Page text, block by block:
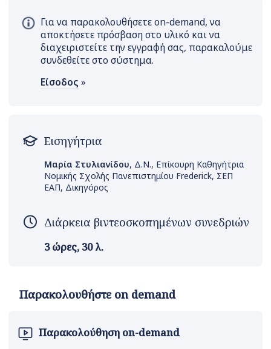
Για να παρακολουθήσετε on-demand, να
αποκτήσετε πρόσβαση στο υλικό και να
διαχειριστείτε την εγγραφή σας, παρακαλούμε
συνδεθείτε στο σύστημα.
Είσοδος »
Εισηγήτρια
Μαρία Στυλιανίδου, Δ.Ν., Επίκουρη Καθηγήτρια
Νομικής Σχολής Πανεπιστημίου Frederick, ΣΕΠ
ΕΑΠ, Δικηγόρος
Διάρκεια βιντεοσκοπημένων συνεδριών
3 ώρες, 30 λ.
Παρακολουθήστε on demand
Παρακολούθηση on-demand